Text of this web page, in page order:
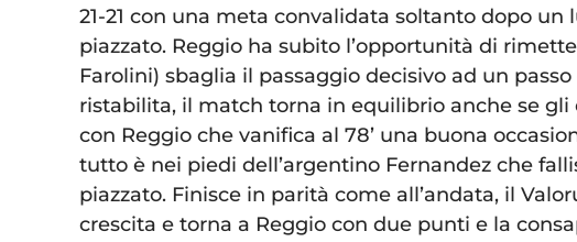
21-21 con una meta convalidata soltanto dopo un
piazzato. Reggio ha subito l’opportunità di
Farolini) sbaglia il passaggio decisivo ad un
ristabilita, il match torna in equilibrio anche se gli
con Reggio che vanifica al 78’ una buona
tutto è nei piedi dell’argentino Fernandez che
piazzato. Finisce in parità come all’andata, il
crescita e torna a Reggio con due punti e la